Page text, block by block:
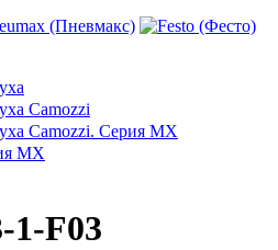
Camozzi
Camozzi. Серия МX
MX
F03